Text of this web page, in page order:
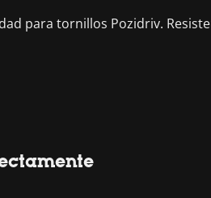
para tornillos Pozidriv.